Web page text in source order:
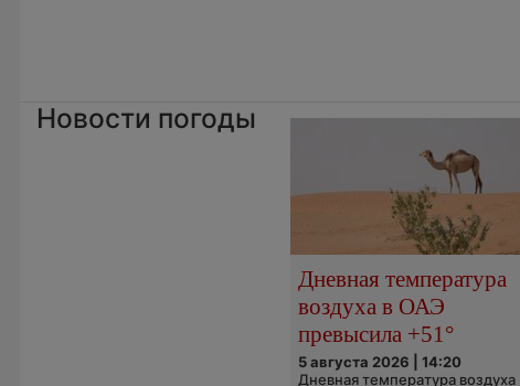
Новости погоды
Дневная температура
воздуха в ОАЭ
превысила +51°
5 августа 2026 | 14:20
Дневная температура воздуха